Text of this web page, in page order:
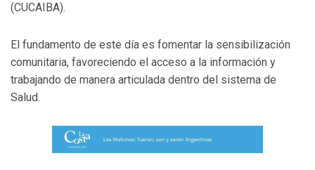
(CUCAIBA).
El fundamento de este día es fomentar la sensibilización
comunitaria, favoreciendo el acceso a la información y
trabajando de manera articulada dentro del sistema de
Salud.